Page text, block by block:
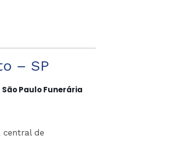
– SP
São Paulo Funerária
central de